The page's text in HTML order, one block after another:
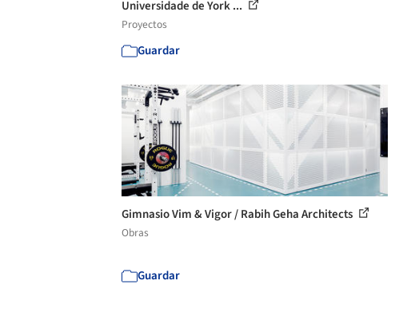
Universidade de York ...
Proyectos
Guardar
Gimnasio Vim & Vigor / Rabih Geha Architects
Obras
Guardar